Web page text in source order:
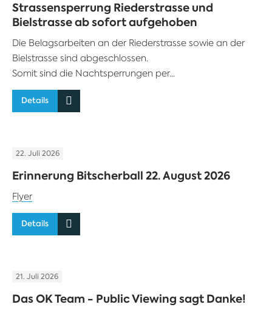
Strassensperrung Riederstrasse und
Bielstrasse ab sofort aufgehoben
Die Belagsarbeiten an der Riederstrasse sowie an der
Bielstrasse sind abgeschlossen.
Somit sind die Nachtsperrungen per...
Details
22. Juli 2026
Erinnerung Bitscherball 22. August 2026
Flyer
Details
21. Juli 2026
Das OK Team - Public Viewing sagt Danke!